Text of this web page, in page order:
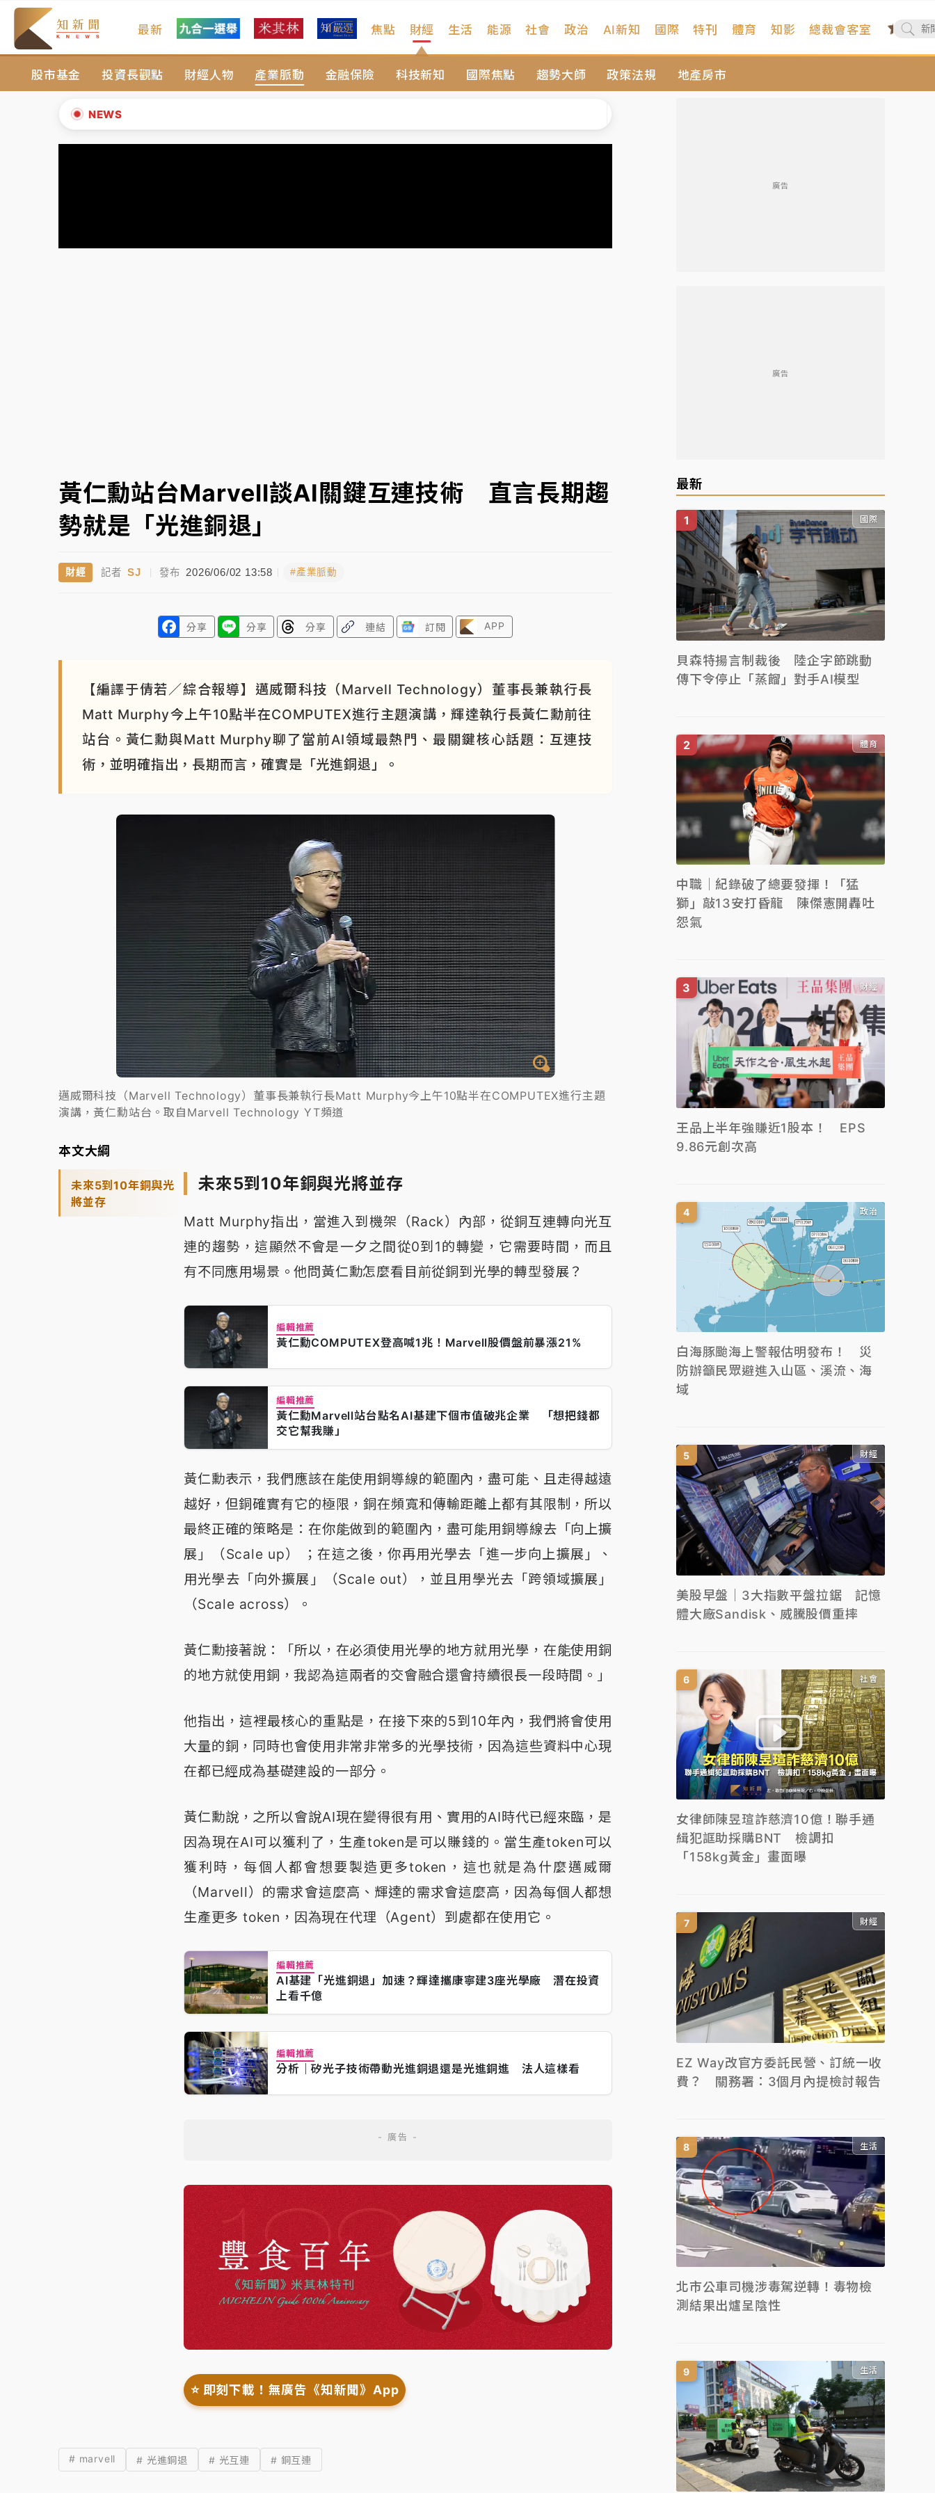
最新 焦點 財經
股市基金 投資長觀點 財經人物 產業脈動 金融保險 科技新知 國際焦點 趨勢大師 政策法規 地產房市
生活 能源 社會 政治 AI新知 國際 特刊 體育 知影 總裁會客室
NEWS
暑假過三周才推「E宿新北打卡趣」！抽獎程序複雜 觀旅局回應了
中信慈善基金會想增加董事人數！辜仲諒向法院聲請遭駁 理由曝光
故宮《龍藏經》特展第2檔！今線上預約開賣一度塞車 周六起展出延長至晚上7時
黃仁勳站台Marvell談AI關鍵互連技術 直言長期趨
勢就是「光進銅退」
財經 記者 SJ 發布 2026/06/02 13:58 #產業脈動
分享 分享 分享 連結 訂閱 APP
【編譯于倩若／綜合報導】邁威爾科技（Marvell Technology）董事長兼執行長
Matt Murphy今上午10點半在COMPUTEX進行主題演講，輝達執行長黃仁勳前往
站台。黃仁勳與Matt Murphy聊了當前AI領域最熱門、最關鍵核心話題：互連技
術，並明確指出，長期而言，確實是「光進銅退」。
邁威爾科技（Marvell Technology）董事長兼執行長Matt Murphy今上午10點半在COMPUTEX進行主題
演講，黃仁勳站台。取自Marvell Technology YT頻道
本文大綱
未來5到10年銅與光
將並存
未來5到10年銅與光將並存
Matt Murphy指出，當進入到機架（Rack）內部，從銅互連轉向光互
連的趨勢，這顯然不會是一夕之間從0到1的轉變，它需要時間，而且
有不同應用場景。他問黃仁勳怎麼看目前從銅到光學的轉型發展？
編輯推薦
黃仁勳COMPUTEX登高喊1兆！Marvell股價盤前暴漲21%
編輯推薦
黃仁勳Marvell站台點名AI基建下個市值破兆企業 「想把錢都
交它幫我賺」
黃仁勳表示，我們應該在能使用銅導線的範圍內，盡可能、且走得越遠
越好，但銅確實有它的極限，銅在頻寬和傳輸距離上都有其限制，所以
最終正確的策略是：在你能做到的範圍內，盡可能用銅導線去「向上擴
展」（Scale up） ；在這之後，你再用光學去「進一步向上擴展」、
用光學去「向外擴展」（Scale out），並且用學光去「跨領域擴展」
（Scale across）。
黃仁勳接著說：「所以，在必須使用光學的地方就用光學，在能使用銅
的地方就使用銅，我認為這兩者的交會融合還會持續很長一段時間。」
他指出，這裡最核心的重點是，在接下來的5到10年內，我們將會使用
大量的銅，同時也會使用非常非常多的光學技術，因為這些資料中心現
在都已經成為基礎建設的一部分。
黃仁勳說，之所以會說AI現在變得很有用、實用的AI時代已經來臨，是
因為現在AI可以獲利了，生產token是可以賺錢的。當生產token可以
獲利時，每個人都會想要製造更多token，這也就是為什麼邁威爾
（Marvell）的需求會這麼高、輝達的需求會這麼高，因為每個人都想
生產更多 token，因為現在代理（Agent）到處都在使用它。
編輯推薦
AI基建「光進銅退」加速？輝達攜康寧建3座光學廠 潛在投資
上看千億
編輯推薦
分析｜矽光子技術帶動光進銅退還是光進銅進 法人這樣看
⭐️ 即刻下載！無廣告《知新聞》App
# marvell # 光進銅退 # 光互連 # 銅互連
廣告
廣告
最新
國際
貝森特揚言制裁後 陸企字節跳動
傳下令停止「蒸餾」對手AI模型
體育
中職｜紀錄破了總要發揮！「猛
獅」敲13安打昏龍 陳傑憲開轟吐
怨氣
財經
王品上半年強賺近1股本！ EPS
9.86元創次高
政治
白海豚颱海上警報估明發布！ 災
防辦籲民眾避進入山區、溪流、海
域
財經
美股早盤｜3大指數平盤拉鋸 記憶
體大廠Sandisk、威騰股價重摔
社會
女律師陳昱瑄詐慈濟10億！聯手通
緝犯誆助採購BNT 檢調扣
「158kg黃金」畫面曝
財經
EZ Way改官方委託民營、訂統一收
費？ 關務署：3個月內提檢討報告
生活
北市公車司機涉毒駕逆轉！毒物檢
測結果出爐呈陰性
生活